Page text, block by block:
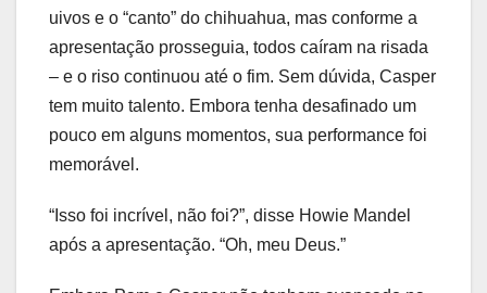
uivos e o “canto” do chihuahua, mas conforme a
apresentação prosseguia, todos caíram na risada
– e o riso continuou até o fim. Sem dúvida, Casper
tem muito talento. Embora tenha desafinado um
pouco em alguns momentos, sua performance foi
memorável.
“Isso foi incrível, não foi?”, disse Howie Mandel
após a apresentação. “Oh, meu Deus.”